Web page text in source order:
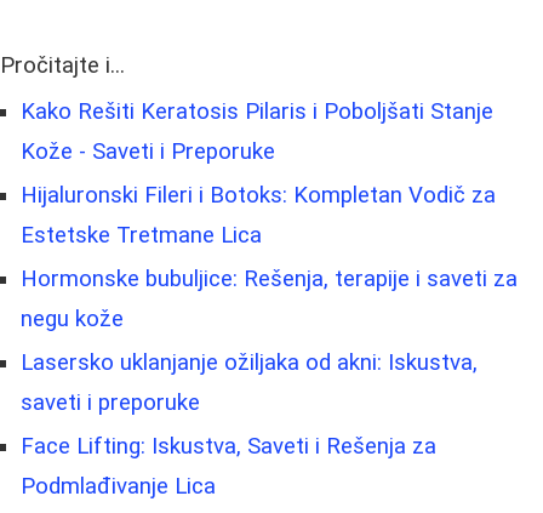
Pročitajte i...
Kako Rešiti Keratosis Pilaris i Poboljšati Stanje
Kože - Saveti i Preporuke
Hijaluronski Fileri i Botoks: Kompletan Vodič za
Estetske Tretmane Lica
Hormonske bubuljice: Rešenja, terapije i saveti za
negu kože
Lasersko uklanjanje ožiljaka od akni: Iskustva,
saveti i preporuke
Face Lifting: Iskustva, Saveti i Rešenja za
Podmlađivanje Lica